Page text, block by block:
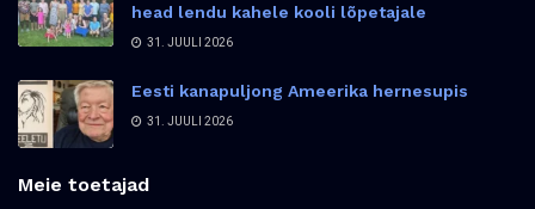
head lendu kahele kooli lõpetajale
31. JUULI 2026
Eesti kanapuljong Ameerika hernesupis
31. JUULI 2026
Meie toetajad